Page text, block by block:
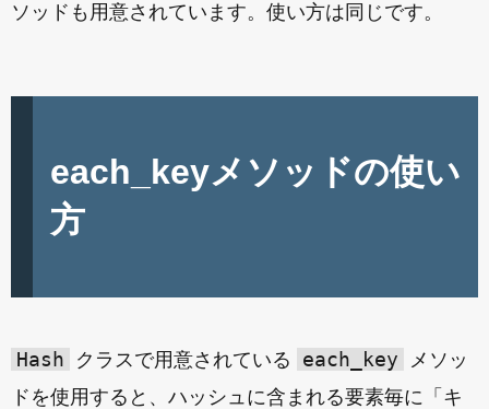
ソッドも用意されています。使い方は同じです。
each_keyメソッドの使い
方
Hash クラスで用意されている each_key
メソッ
ドを使用すると、ハッシュに含まれる要素毎に「キ